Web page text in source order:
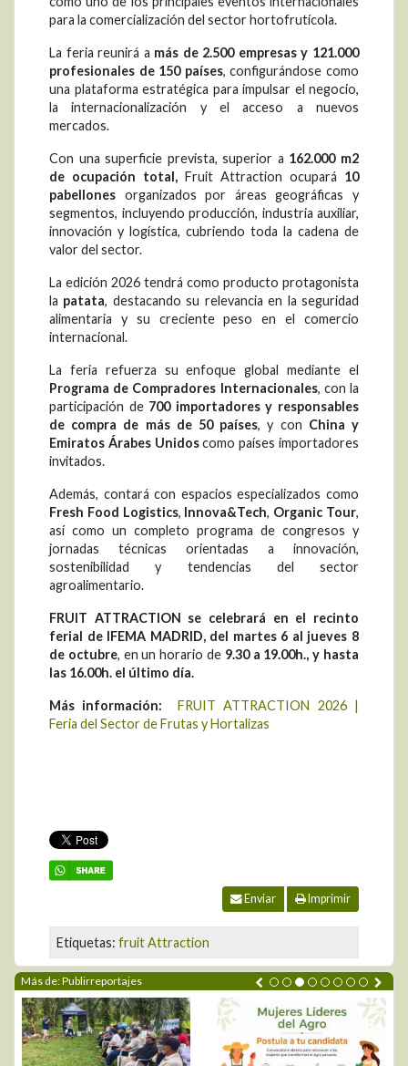
para la comercialización del sector hortofrutícola.
La feria reunirá a más de 2.500 empresas y 121.000
profesionales de 150 países, configurándose como
una plataforma estratégica para impulsar el negocio,
la internacionalización y el acceso a nuevos
mercados.
Con una superficie prevista, superior a 162.000 m2
de ocupación total, Fruit Attraction ocupará 10
pabellones organizados por áreas geográficas y
segmentos, incluyendo producción, industria auxiliar,
innovación y logística, cubriendo toda la cadena de
valor del sector.
La edición 2026 tendrá como producto protagonista
la patata, destacando su relevancia en la seguridad
alimentaria y su creciente peso en el comercio
internacional.
La feria refuerza su enfoque global mediante el
Programa de Compradores Internacionales, con la
participación de 700 importadores y responsables
de compra de más de 50 países, y con China y
Emiratos Árabes Unidoscomo países importadores
invitados.
Además, contará con espacios especializados como
Fresh Food Logistics, Innova&Tech, Organic Tour,
así como un completo programa de congresos y
jornadas técnicas orientadas a innovación,
sostenibilidad y tendencias del sector
agroalimentario.
FRUIT ATTRACTION se celebrará en el recinto
ferial de IFEMA MADRID, del martes 6 al jueves 8
de octubre, en un horario de 9.30 a 19.00h., y hasta
las 16.00h. el último día.
Más información:
FRUIT ATTRACTION 2026 |
Feria del Sector de Frutas y Hortalizas
Enviar Imprimir
Etiquetas: fruit Attraction
Más de: Publirreportajes